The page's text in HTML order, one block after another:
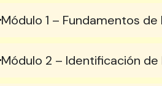
Módulo 1 – Fundamentos
Módulo 2 – Identificación